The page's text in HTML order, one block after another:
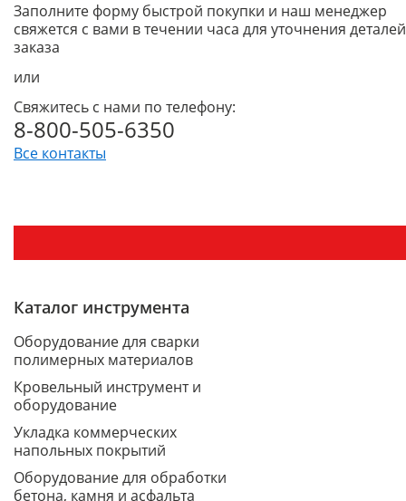
Заполните форму быстрой покупки и наш менеджер
свяжется с вами в течении часа для уточнения деталей
заказа
или
Свяжитесь с нами по телефону:
8-800-505-6350
Все контакты
Каталог инструмента
Оборудование для сварки
полимерных материалов
Кровельный инструмент и
оборудование
Укладка коммерческих
напольных покрытий
Оборудование для обработки
бетона, камня и асфальта